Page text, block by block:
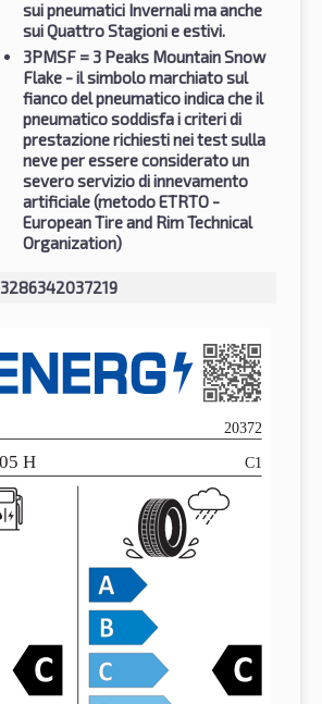
sui pneumatici Invernali ma anche
sui Quattro Stagioni e estivi.
3PMSF = 3 Peaks Mountain Snow
Flake - il simbolo marchiato sul
fianco del pneumatico indica che il
pneumatico soddisfa i criteri di
prestazione richiesti nei test sulla
neve per essere considerato un
severo servizio di innevamento
artificiale (metodo ETRTO -
European Tire and Rim Technical
Organization)
3286342037219